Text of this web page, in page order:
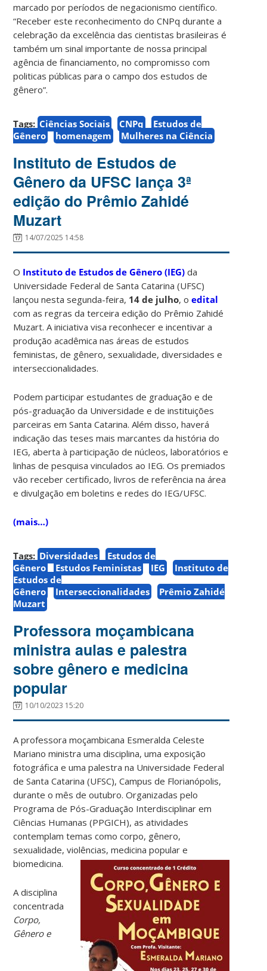
marcado por períodos de negacionismo científico.
“Receber este reconhecimento do CNPq durante a
celebração da excelência das cientistas brasileiras é
também um sinal importante de nossa principal
agência de financiamento, no compromisso com
politicas públicas para o campo dos estudos de
gênero”.
Tags: Ciências Sociais CNPq
Estudos de
Gênero
homenagem Mulheres na Ciência
Instituto de Estudos de
Gênero da UFSC lança 3ª
edição do Prêmio Zahidé
Muzart
14/07/2025 14:58
O Instituto de Estudos de Gênero (IEG) da
Universidade Federal de Santa Catarina (UFSC)
lançou nesta segunda-feira, 14 de julho, oedital
com as regras da terceira edição do Prêmio Zahidé
Muzart. A iniciativa visa reconhecer e incentivar a
produção acadêmica nas áreas de estudos
feministas, de gênero, sexualidade, diversidades e
interseccionalidades.
Podem participar estudantes de graduação e de
pós-graduação da Universidade e de instituições
parceiras em Santa Catarina. Além disso, haverá
indicação das teses mais marcantes da história do
IEG, aberta à participação de núcleos, laboratórios e
linhas de pesquisa vinculados ao IEG. Os premiados
vão receber certificado, livros de referência na área
e divulgação em boletins e redes do IEG/UFSC.
(mais…)
Tags: Diversidades
Estudos de
Gênero
Estudos Feministas IEG
Instituto de
Estudos de
Gênero
Interseccionalidades
Prêmio Zahidé
Muzart
Professora moçambicana
ministra aulas e palestra
sobre gênero e medicina
popular
10/10/2023 15:20
A professora moçambicana Esmeralda Celeste
Mariano ministra uma disciplina, uma exposição
fotográfica e uma palestra na Universidade Federal
de Santa Catarina (UFSC), Campus de Florianópolis,
durante o mês de outubro. Organizadas pelo
Programa de Pós-Graduação Interdisciplinar em
Ciências Humanas (PPGICH), as atividades
contemplam temas como corpo, gênero,
sexualidade, violências, medicina popular e
biomedicina.
A disciplina
concentrada
Corpo,
Gênero e